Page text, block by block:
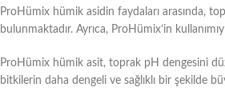
ProHümix hümik asidin faydaları arasında,
bulunmaktadır. Ayrıca, ProHümix’in
ProHümix hümik asit, toprak pH dengesini
bitkilerin daha dengeli ve sağlıklı bir şekilde